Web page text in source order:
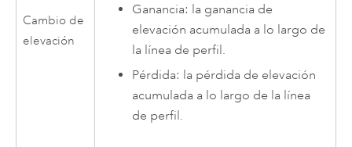
Cambio de
elevación
Ganancia: la ganancia de
elevación acumulada a lo largo de
la línea de perfil.
Pérdida: la pérdida de elevación
acumulada a lo largo de la línea
de perfil.